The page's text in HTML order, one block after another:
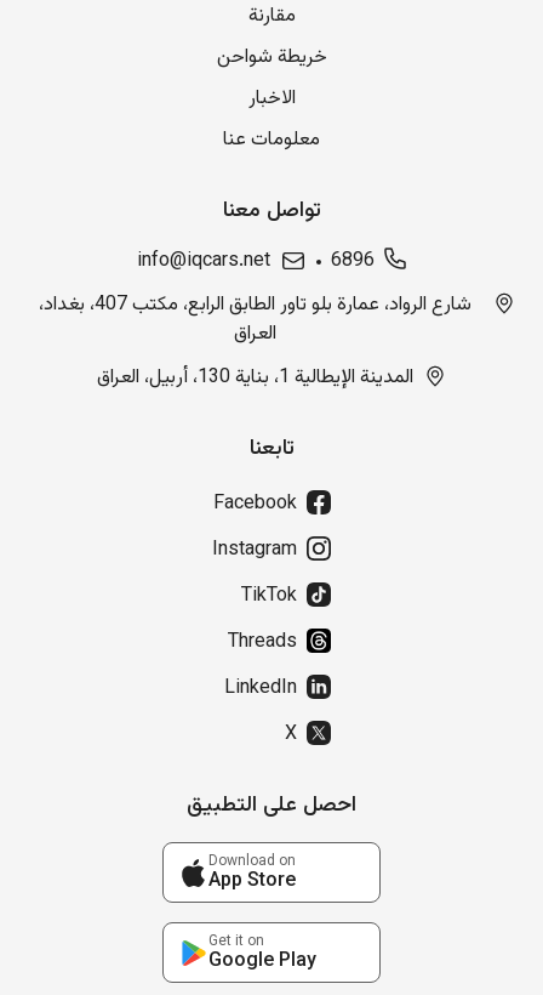
مقارنة
خريطة شواحن
الاخبار
معلومات عنا
تواصل معنا
6896
info@iqcars.net
شارع الرواد، عمارة بلو تاور الطابق الرابع، مكتب 407، بغداد،
العراق
المدينة الإيطالية 1، بناية 130، أربيل، العراق
تابعنا
Facebook
Instagram
TikTok
Threads
LinkedIn
X
احصل على التطبيق
Download on
App Store
Get it on
Google Play